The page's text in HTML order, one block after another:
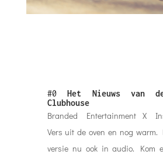
#0Het Nieuws van
Clubhouse
Branded Entertainment X
Vers uit de oven en nog warm.
versie nu ook in audio. Kom